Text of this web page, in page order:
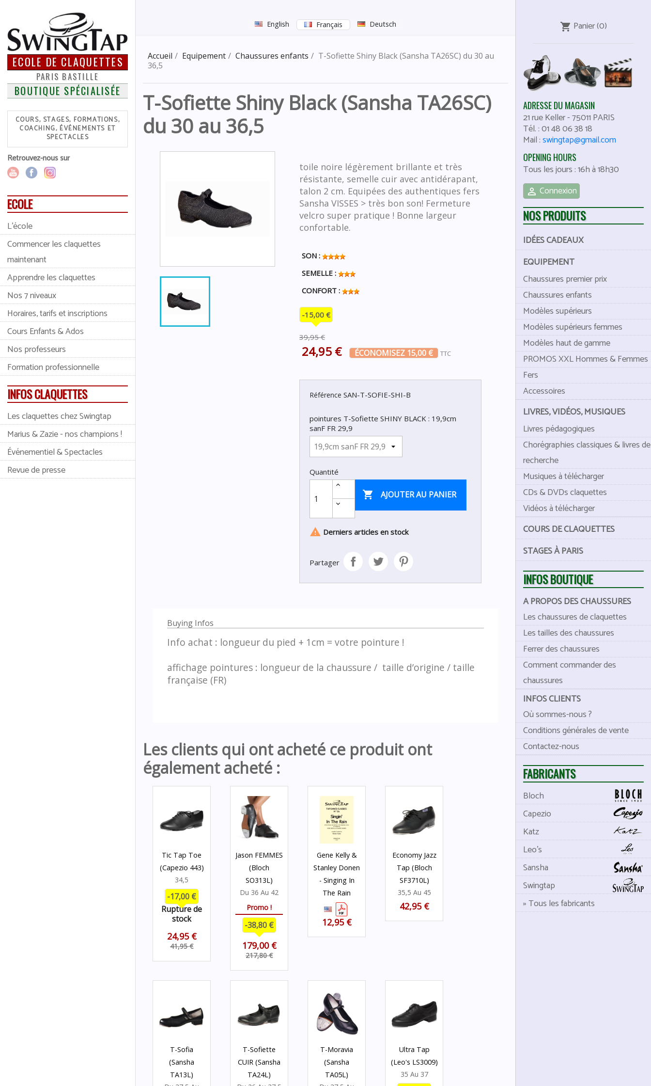
English Français Deutsch
ECOLE DE CLAQUETTES
PARIS BASTILLE
BOUTIQUE SPÉCIALISÉE
COURS, STAGES, FORMATIONS,
COACHING, ÉVÉNEMENTS ET
SPECTACLES
Retrouvez-nous sur
ECOLE
L'école
Commencer les claquettes
maintenant
Apprendre les claquettes
Nos 7 niveaux
Horaires, tarifs et inscriptions
Cours Enfants & Ados
Nos professeurs
Formation professionnelle
INFOS CLAQUETTES
Les claquettes chez Swingtap
Marius & Zazie - nos champions !
Événementiel & Spectacles
Revue de presse
Accueil Equipement Chaussures enfants
T-Sofiette Shiny Black (Sansha TA26SC) du 30 au
36,5
T-Sofiette Shiny Black (Sansha TA26SC)
du 30 au 36,5
toile noire légèrement brillante et très
résistante, semelle cuir avec antidérapant,
talon 2 cm. Equipées des authentiques fers
Sansha VISSES > très bon son! Fermeture
velcro super pratique ! Bonne largeur
confortable.
SON :
SEMELLE :
CONFORT :
-15,00 €
39,95 €
24,95 € ÉCONOMISEZ 15,00 € TTC
Référence SAN-T-SOFIE-SHI-B
pointures T-Sofiette SHINY BLACK : 19,9cm
sanF FR 29,9
Quantité
 AJOUTER AU PANIER
 Derniers articles en stock
Partager
Buying Infos
Info achat : longueur du pied + 1cm = votre pointure !
affichage pointures : longueur de la chaussure / taille d’origine / taille
française (FR)
Les clients qui ont acheté ce produit ont
également acheté :
Tic Tap Toe
(Capezio 443)
34,5
-17,00 €
Rupture de
stock
24,95 €
41,95 €
Jason FEMMES
(Bloch
SO313L)
Du 36 Au 42
Promo !
-38,80 €
179,00 €
217,80 €
Gene Kelly &
Stanley Donen
- Singing In
The Rain
12,95 €
Economy Jazz
Tap (Bloch
SF3710L)
35,5 Au 45
42,95 €
T-Sofia
(Sansha
TA13L)
T-Sofiette
CUIR (Sansha
TA24L)
T-Moravia
(Sansha
TA05L)
Ultra Tap
(Leo's LS3009)
35 Au 37
shopping_cart Panier(0)
ADRESSE DU MAGASIN
21 rue Keller-75011 PARIS
Tél. :01 48 06 38 18
Mail :swingtap@gmail.com
OPENING HOURS
Tous les jours : 16h à 18h30
 Connexion
NOS PRODUITS
IDÉES CADEAUX
EQUIPEMENT
Chaussures premier prix
Chaussures enfants
Modèles supérieurs
Modèles supérieurs femmes
Modèles haut de gamme
PROMOS XXL Hommes & Femmes
Fers
Accessoires
LIVRES, VIDÉOS, MUSIQUES
Livres pédagogiques
Chorégraphies classiques & livres de
recherche
Musiques à télécharger
CDs & DVDs claquettes
Vidéos à télécharger
COURS DE CLAQUETTES
STAGES À PARIS
INFOS BOUTIQUE
A PROPOS DES CHAUSSURES
Les chaussures de claquettes
Les tailles des chaussures
Ferrer des chaussures
Comment commander des
chaussures
INFOS CLIENTS
Où sommes-nous ?
Conditions générales de vente
Contactez-nous
FABRICANTS
Bloch
Capezio
Katz
Leo's
Sansha
Swingtap
» Tous les fabricants